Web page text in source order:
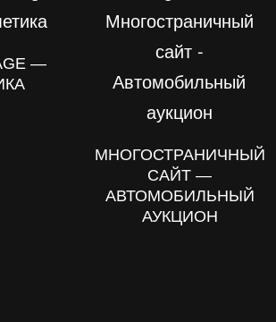
—
МНОГОСТРАНИЧНЫЙ
САЙТ —
АВТОМОБИЛЬНЫЙ
АУКЦИОН